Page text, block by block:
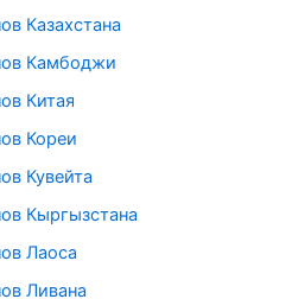
Казахстана
Камбоджи
Китая
Кореи
Кувейта
Кыргызстана
Лаоса
Ливана